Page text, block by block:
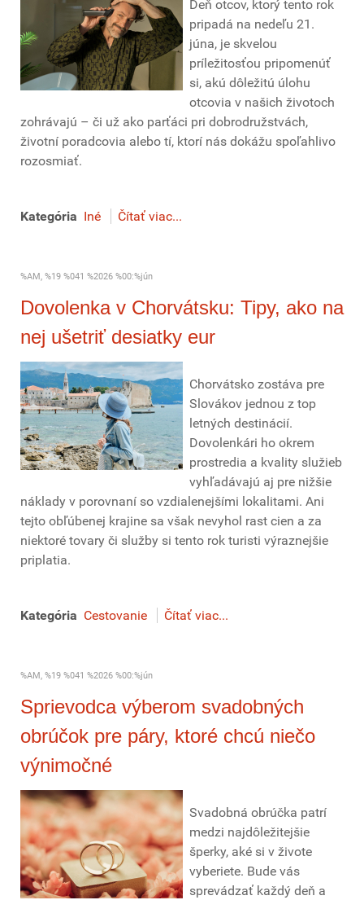
Deň otcov, ktorý tento rok
pripadá na nedeľu 21.
júna, je skvelou
príležitosťou pripomenúť
si, akú dôležitú úlohu
otcovia v našich životoch
zohrávajú – či už ako parťáci pri dobrodružstvách,
životní poradcovia alebo tí, ktorí nás dokážu spoľahlivo
rozosmiať.
Kategória Iné Čítať viac...
%AM, %19 %041 %2026 %00:%jún
Dovolenka v Chorvátsku: Tipy, ako na
nej ušetriť desiatky eur
Chorvátsko zostáva pre
Slovákov jednou z top
letných destinácií.
Dovolenkári ho okrem
prostredia a kvality služieb
vyhľadávajú aj pre nižšie
náklady v porovnaní so vzdialenejšími lokalitami. Ani
tejto obľúbenej krajine sa však nevyhol rast cien a za
niektoré tovary či služby si tento rok turisti výraznejšie
priplatia.
Kategória Cestovanie Čítať viac...
%AM, %19 %041 %2026 %00:%jún
Sprievodca výberom svadobných
obrúčok pre páry, ktoré chcú niečo
výnimočné
Svadobná obrúčka patrí
medzi najdôležitejšie
šperky, aké si v živote
vyberiete. Bude vás
sprevádzať každý deň a